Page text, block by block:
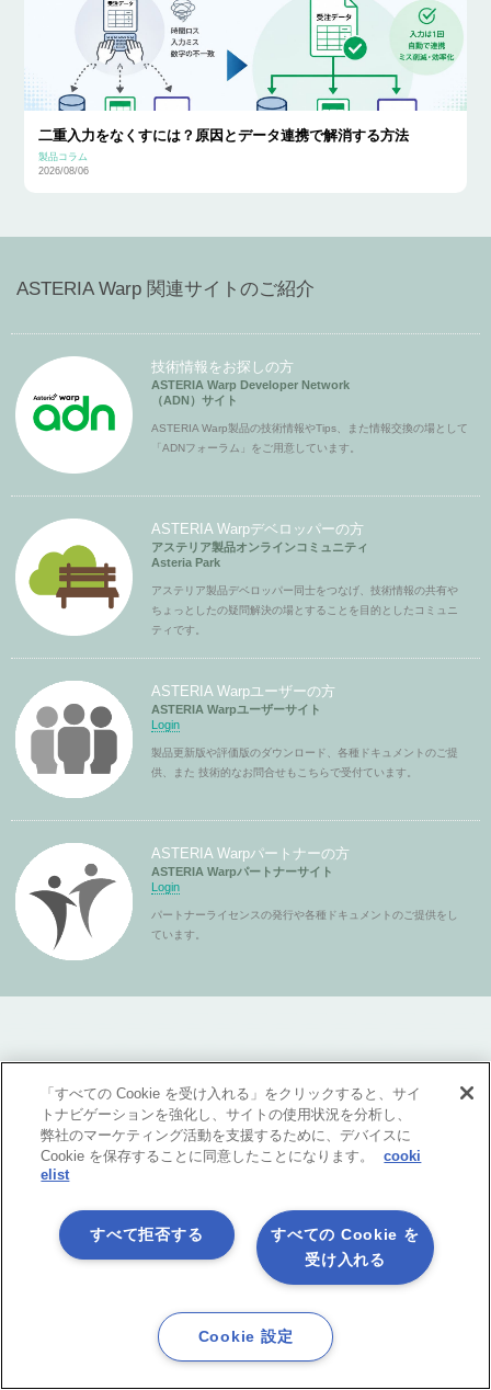
二重入力をなくすには？原因とデータ連携で解消する方法
製品コラム
2026/08/06
ASTERIA Warp 関連サイトのご紹介
技術情報をお探しの方
ASTERIA Warp Developer Network
（ADN）サイト
ASTERIA Warp製品の技術情報やTips、また情報交換の場として
「ADNフォーラム」をご用意しています。
ASTERIA Warpデベロッパーの方
アステリア製品オンラインコミュニティ
Asteria Park
アステリア製品デベロッパー同士をつなげ、技術情報の共有や
ちょっとしたの疑問解決の場とすることを目的としたコミュニ
ティです。
ASTERIA Warpユーザーの方
ASTERIA Warpユーザーサイト
Login
製品更新版や評価版のダウンロード、各種ドキュメントのご提
供、また 技術的なお問合せもこちらで受付ています。
ASTERIA Warpパートナーの方
ASTERIA Warpパートナーサイト
Login
パートナーライセンスの発行や各種ドキュメントのご提供をし
ています。
製品サービス
ラインナップ・価格
動作環境
「すべての Cookie を受け入れる」をクリックすると、サイ
トナビゲーションを強化し、サイトの使用状況を分析し、
弊社のマーケティング活動を支援するために、デバイスに
Cookie を保存することに同意したことになります。
cooki
elist
すべての Cookie を
受け入れる
すべて拒否する
Cookie 設定